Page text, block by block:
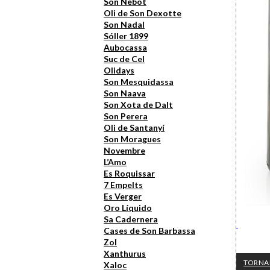
Oli de Son Dexotte
Son Nadal
Sóller 1899
Aubocassa
Suc de Cel
Olidays
Son Mesquidassa
Son Naava
Son Xota de Dalt
Son Perera
Oli de Santanyí
Son Moragues
Novembre
L’Amo
Es Roquissar
7 Empelts
Es Verger
Oro Líquido
Sa Cadernera
Cases de Son Barbassa
Zol
Xanthurus
Xaloc